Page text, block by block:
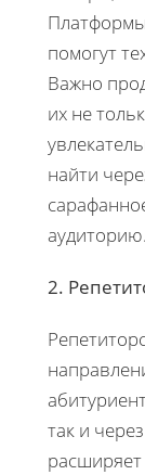
помогут
Важно
их не
найти
аудиторию.
2.
так и